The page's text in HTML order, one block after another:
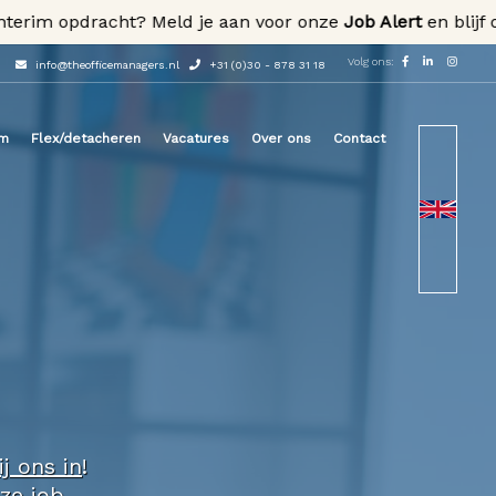
opdracht? Meld je aan voor onzeJob Alerten blijf op
Volg ons:
info@theofficemanagers.nl +31 (0)30 - 878 31 18
Flex/detacheren Vacatures Over ons Contact
ons in!